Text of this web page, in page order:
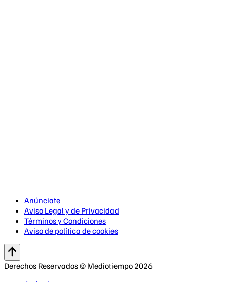
Anúnciate
Aviso Legal y de Privacidad
Términos y Condiciones
Aviso de política de cookies
Derechos Reservados © Mediotiempo 2026